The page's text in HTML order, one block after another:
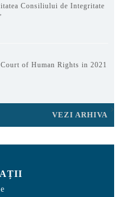
Consiliului de Integritate
of Human Rights in 2021
VEZI ARHIVA